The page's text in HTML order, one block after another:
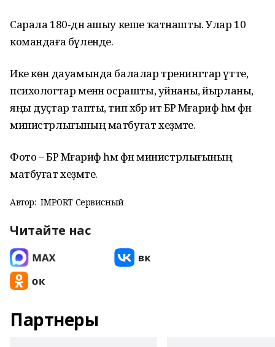
Сарала 180-дән ашыу кеше ҡатнашты. Улар 10
командаға бүленде.
Ике көн дауамында балалар тренингтар үтте,
психологтар менән осрашты, уйнаны, йырланы,
яңы дуҫтар тапты, тип хәбәр итә БР Мәғариф һәм фән
министрлығының матбуғат хеҙмәте.
Фото – БР Мәғариф һәм фән министрлығының
матбуғат хеҙмәте.
Автор: IMPORT Сервисный
Читайте нас
Партнеры